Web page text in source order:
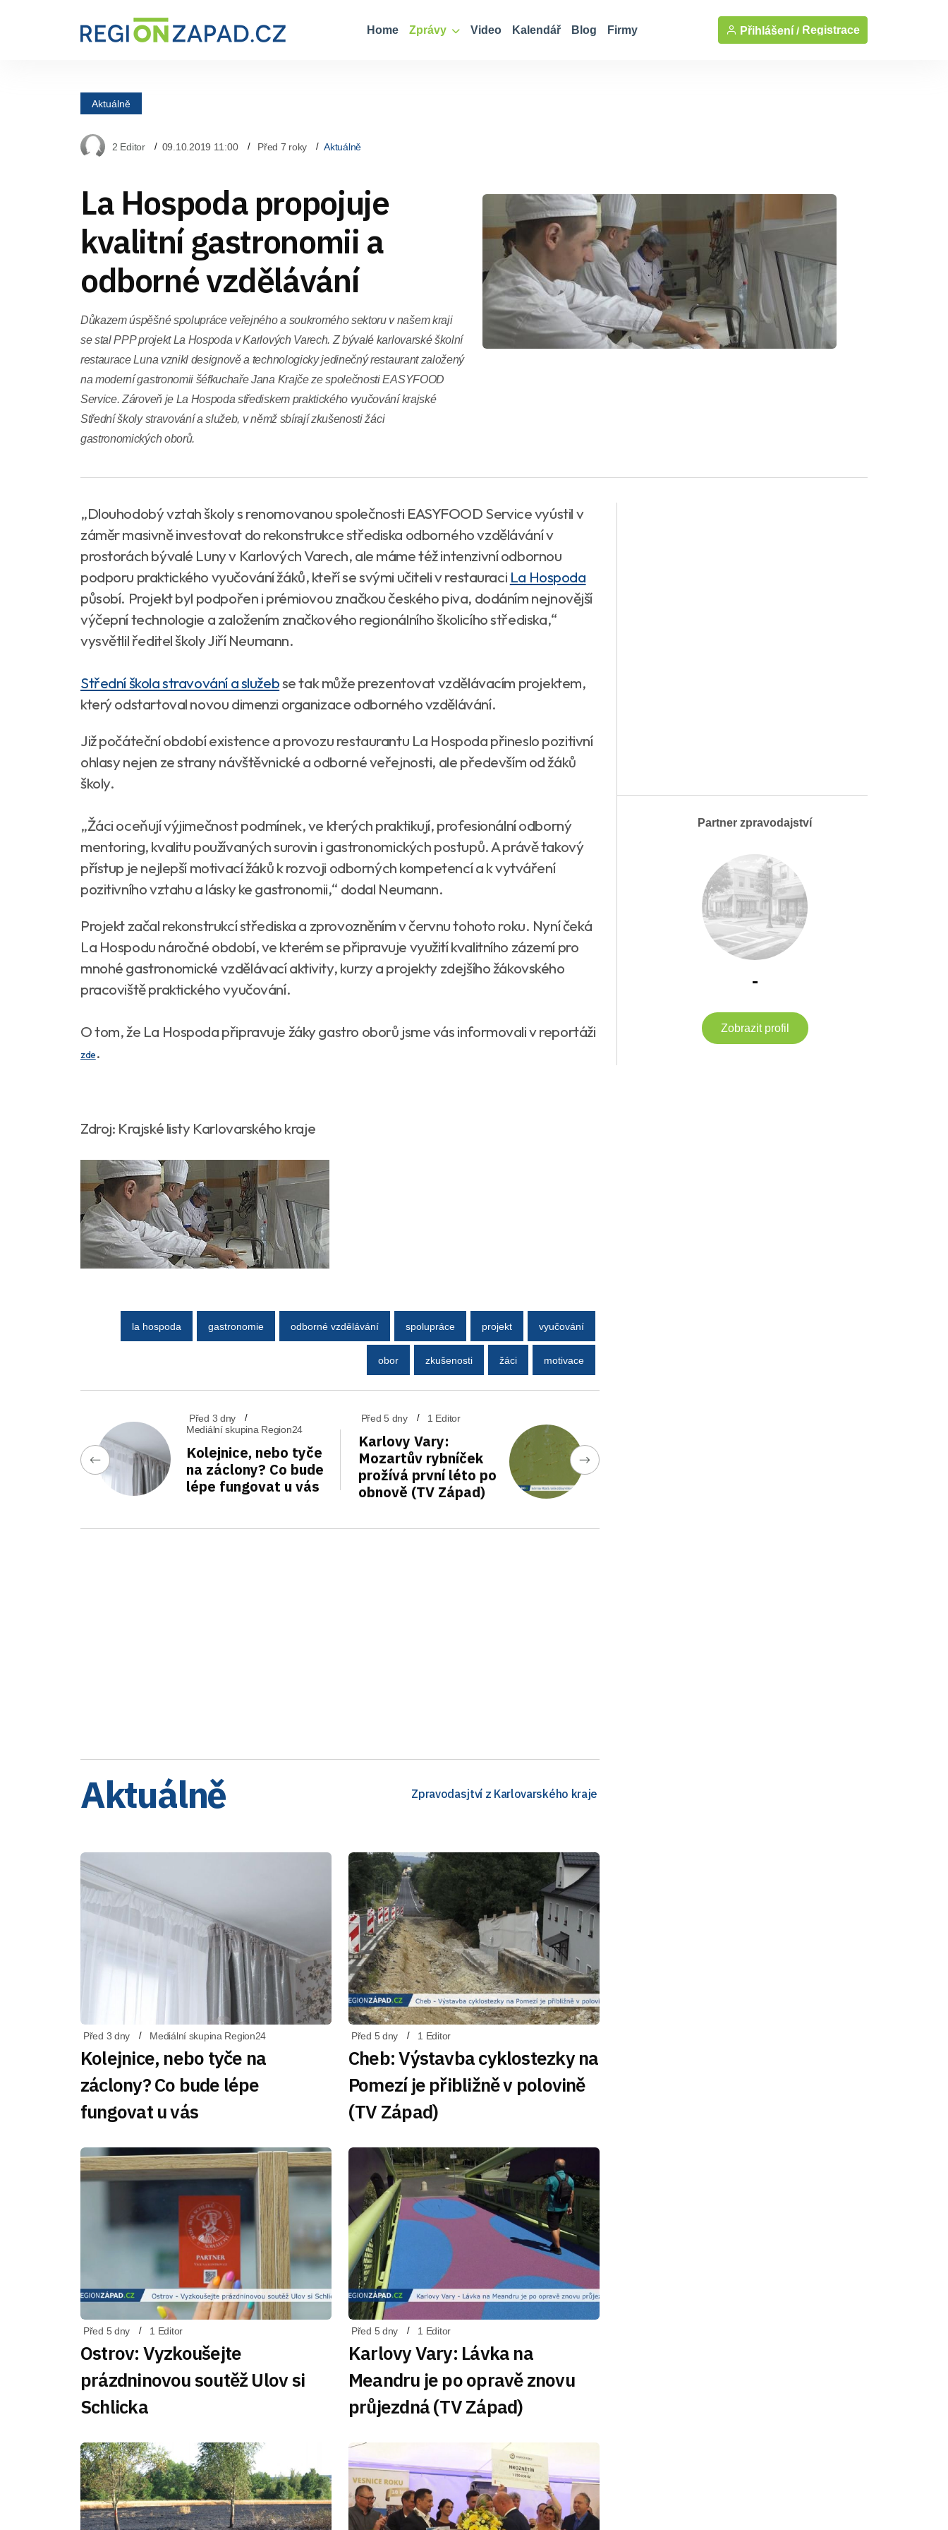
Home Zprávy Video Kalendář Blog Firmy Přihlášení / Registrace
Aktuálně
2 Editor 09.10.2019 11:00 Před 7 roky Aktuálně
La Hospoda propojuje
kvalitní gastronomii a
odborné vzdělávání
Důkazem úspěšné spolupráce veřejného a soukromého sektoru v našem kraji
se stal PPP projekt La Hospoda v Karlových Varech. Z bývalé karlovarské školní
restaurace Luna vznikl designově a technologicky jedinečný restaurant založený
na moderní gastronomii šéfkuchaře Jana Krajče ze společnosti EASYFOOD
Service. Zároveň je La Hospoda střediskem praktického vyučování krajské
Střední školy stravování a služeb, v němž sbírají zkušenosti žáci
gastronomických oborů.
„Dlouhodobý vztah školy s renomovanou společnosti EASYFOOD Service vyústil v
záměr masivně investovat do rekonstrukce střediska odborného vzdělávání v
prostorách bývalé Luny v Karlových Varech, ale máme též intenzivní odbornou
podporu praktického vyučování žáků, kteří se svými učiteli v restauraci La Hospoda
působí. Projekt byl podpořen i prémiovou značkou českého piva, dodáním nejnovější
výčepní technologie a založením značkového regionálního školicího střediska,“
vysvětlil ředitel školy Jiří Neumann.
Střední škola stravování a služebse tak může prezentovat vzdělávacím projektem,
který odstartoval novou dimenzi organizace odborného vzdělávání.
Již počáteční období existence a provozu restaurantu La Hospoda přineslo pozitivní
ohlasy nejen ze strany návštěvnické a odborné veřejnosti, ale především od žáků
školy.
„Žáci oceňují výjimečnost podmínek, ve kterých praktikují, profesionální odborný
mentoring, kvalitu používaných surovin i gastronomických postupů. A právě takový
přístup je nejlepší motivací žáků k rozvoji odborných kompetencí a k vytváření
pozitivního vztahu a lásky ke gastronomii,“ dodal Neumann.
Projekt začal rekonstrukcí střediska a zprovozněním v červnu tohoto roku. Nyní čeká
La Hospodu náročné období, ve kterém se připravuje využití kvalitního zázemí pro
mnohé gastronomické vzdělávací aktivity, kurzy a projekty zdejšího žákovského
pracoviště praktického vyučování.
O tom, že La Hospoda připravuje žáky gastro oborů jsme vás informovali v reportáži
zde.
Zdroj: Krajské listy Karlovarského kraje
la hospoda gastronomie odborné vzdělávání spolupráce projekt vyučování
obor zkušenosti žáci motivace
Před 3 dny
Mediální skupina Region24
Kolejnice, nebo tyče
na záclony? Co bude
lépe fungovat u vás
Před 5 dny 1 Editor
Karlovy Vary:
Mozartův rybníček
prožívá první léto po
obnově (TV Západ)
Aktuálně Zpravodasjtví z Karlovarského kraje
Před 3 dny Mediální skupina Region24
Kolejnice, nebo tyče na
záclony? Co bude lépe
fungovat u vás
Před 5 dny 1 Editor
Cheb: Výstavba cyklostezky na
Pomezí je přibližně v polovině
(TV Západ)
Před 5 dny 1 Editor
Ostrov: Vyzkoušejte
prázdninovou soutěž Ulov si
Schlicka
Před 5 dny 1 Editor
Karlovy Vary: Lávka na
Meandru je po opravě znovu
průjezdná (TV Západ)
Partner zpravodajství
-
Zobrazit profil